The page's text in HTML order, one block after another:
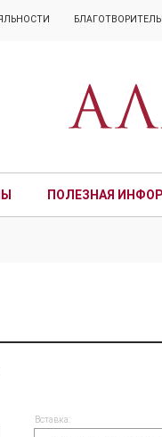
ПОЛЕЗНАЯ
Вставка: